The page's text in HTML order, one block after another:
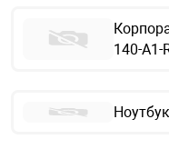
140-A1-